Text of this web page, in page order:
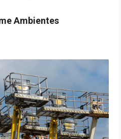
Ambientes